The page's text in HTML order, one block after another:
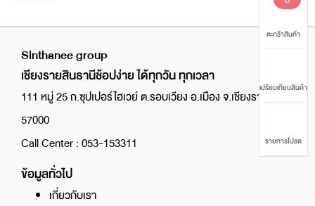
ตะกร้าสินค้า
เปรียบเทียบสินค้า
รายการโปรด
Sinthanee group
เชียงรายสินธานีช้อปง่าย ได้ทุกวัน ทุกเวลา
111 หมู่ 25 ถ.ซุปเปอร์ไฮเวย์ ต.รอบเวียง อ.เมือง จ.เชียงราย
57000
Call Center : 053-153311
ข้อมูลทั่วไป
เกี่ยวกับเรา